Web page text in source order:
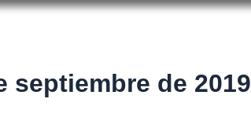
septiembre de 2019